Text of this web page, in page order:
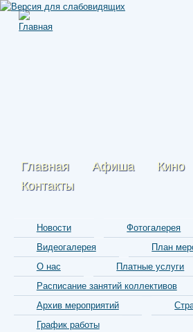
Главная Афиша Кино
Контакты
Новости
Фотогалерея
Видеогалерея
План
О нас
Платные услуги
Расписание занятий коллективов
Архив мероприятий
График работы